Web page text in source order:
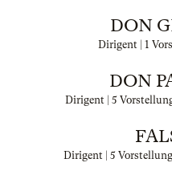
DON
Dirigent | 1
DON
Dirigent | 5
Dirigent | 5